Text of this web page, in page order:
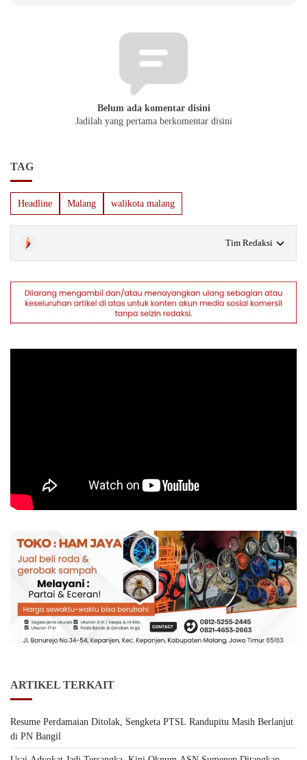
Belum ada komentar disini
Jadilah yang pertama berkomentar disini
TAG
Headline Malang walikota malang
Tim Redaksi
ARTIKEL TERKAIT
Resume Perdamaian Ditolak, Sengketa PTSL Randupitu Masih Berlanjut
di PN Bangil